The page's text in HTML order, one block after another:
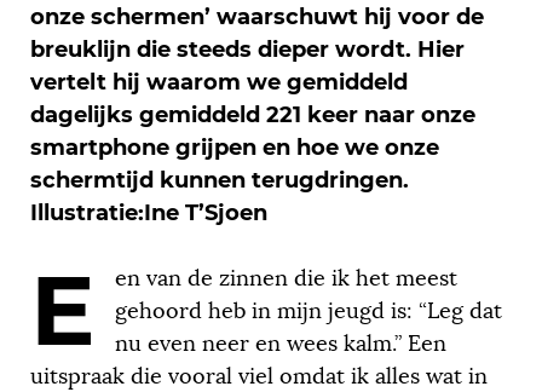
onze schermen’ waarschuwt hij voor de
breuklijn die steeds dieper wordt. Hier
vertelt hij waarom we gemiddeld
dagelijks gemiddeld 221 keer naar onze
smartphone grijpen en hoe we onze
schermtijd kunnen terugdringen.
Illustratie:Ine T’Sjoen
E
en van de zinnen die ik het meest
gehoord heb in mijn jeugd is: “Leg dat
nu even neer en wees kalm.” Een
uitspraak die vooral viel omdat ik alles wat in